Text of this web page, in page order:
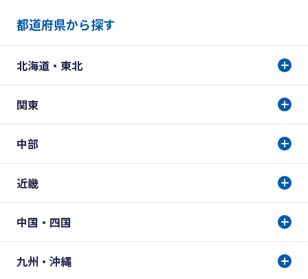
都道府県から探す
北海道・東北
関東
中部
近畿
中国・四国
九州・沖縄